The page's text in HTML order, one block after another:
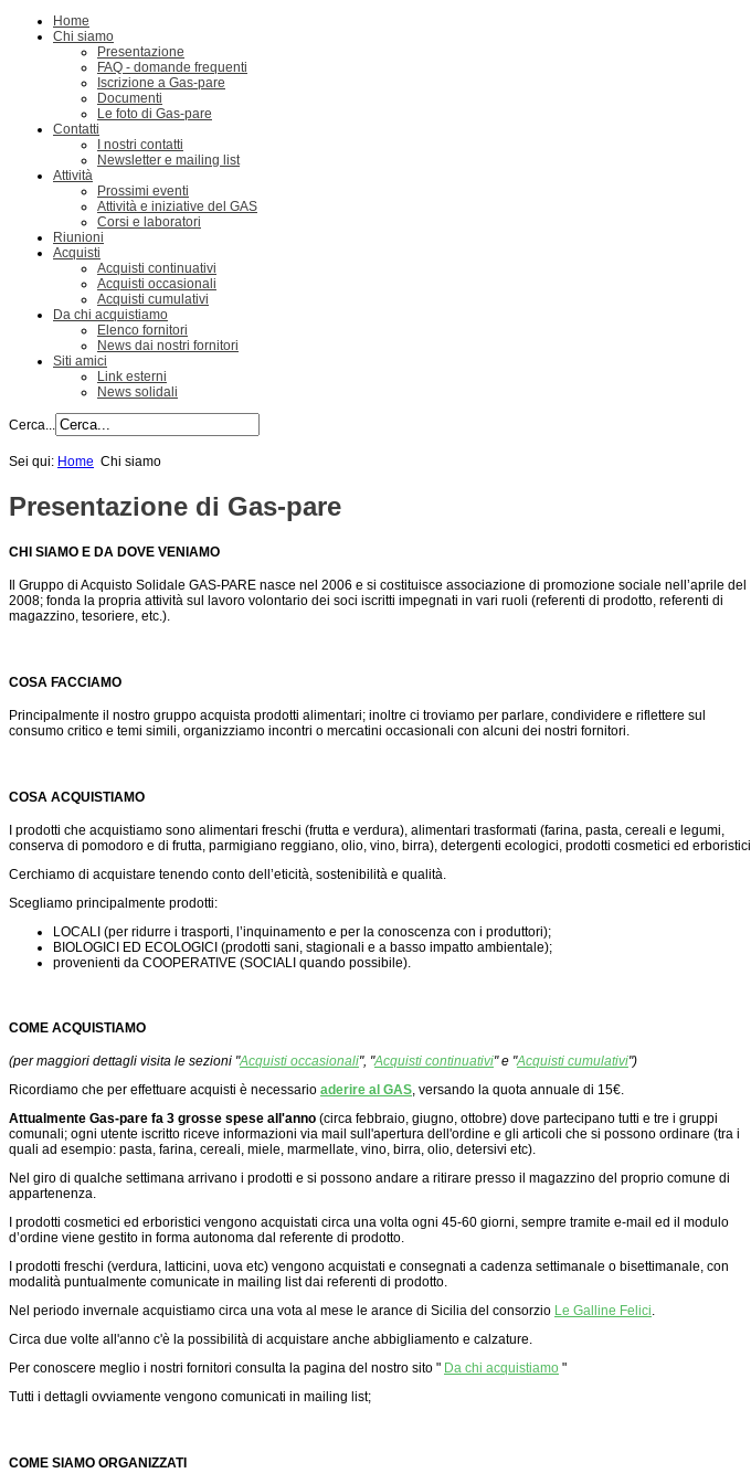
Home
Chi siamo
Presentazione
FAQ - domande frequenti
Iscrizione a Gas-pare
Documenti
Le foto di Gas-pare
Contatti
I nostri contatti
Newsletter e mailing list
Attività
Prossimi eventi
Attività e iniziative del GAS
Corsi e laboratori
Riunioni
Acquisti
Acquisti continuativi
Acquisti occasionali
Acquisti cumulativi
Da chi acquistiamo
Elenco fornitori
News dai nostri fornitori
Siti amici
Link esterni
News solidali
Cerca...
Sei qui: Home Chi siamo
Presentazione di Gas-pare
CHI SIAMO E DA DOVE VENIAMO
Il Gruppo di Acquisto Solidale GAS-PARE nasce nel 2006 e si costituisce associazione di promozione sociale nell’aprile del
2008; fonda la propria attività sul lavoro volontario dei soci iscritti impegnati in vari ruoli (referenti di prodotto, referenti di
magazzino, tesoriere, etc.).
COSA FACCIAMO
Principalmente il nostro gruppo acquista prodotti alimentari; inoltre ci troviamo per parlare, condividere e riflettere sul
consumo critico e temi simili, organizziamo incontri o mercatini occasionali con alcuni dei nostri fornitori.
COSA ACQUISTIAMO
I prodotti che acquistiamo sono alimentari freschi (frutta e verdura), alimentari trasformati (farina, pasta, cereali e legumi,
conserva di pomodoro e di frutta, parmigiano reggiano, olio, vino, birra), detergenti ecologici, prodotti cosmetici ed erboristici.
Cerchiamo di acquistare tenendo conto dell’eticità, sostenibilità e qualità.
Scegliamo principalmente prodotti:
LOCALI (per ridurre i trasporti, l’inquinamento e per la conoscenza con i produttori);
BIOLOGICI ED ECOLOGICI (prodotti sani, stagionali e a basso impatto ambientale);
provenienti da COOPERATIVE (SOCIALI quando possibile).
COME ACQUISTIAMO
(per maggiori dettagli visita le sezioni "Acquisti occasionali", "Acquisti continuativi" e "Acquisti cumulativi")
Ricordiamo che per effettuare acquisti è necessario aderire al GAS, versando la quota annuale di 15€.
Attualmente Gas-pare fa 3 grosse spese all'anno (circa febbraio, giugno, ottobre) dove partecipano tutti e tre i gruppi
comunali; ogni utente iscritto riceve informazioni via mail sull'apertura dell'ordine e gli articoli che si possono ordinare (tra i
quali ad esempio: pasta, farina, cereali, miele, marmellate, vino, birra, olio, detersivi etc).
Nel giro di qualche settimana arrivano i prodotti e si possono andare a ritirare presso il magazzino del proprio comune di
appartenenza.
I prodotti cosmetici ed erboristici vengono acquistati circa una volta ogni 45-60 giorni, sempre tramite e-mail ed il modulo
d’ordine viene gestito in forma autonoma dal referente di prodotto.
I prodotti freschi (verdura, latticini, uova etc) vengono acquistati e consegnati a cadenza settimanale o bisettimanale, con
modalità puntualmente comunicate in mailing list dai referenti di prodotto.
Nel periodo invernale acquistiamo circa una vota al mese le arance di Sicilia del consorzio Le Galline Felici.
Circa due volte all'anno c'è la possibilità di acquistare anche abbigliamento e calzature.
Per conoscere meglio i nostri fornitori consulta la pagina del nostro sito " Da chi acquistiamo "
Tutti i dettagli ovviamente vengono comunicati in mailing list;
COME SIAMO ORGANIZZATI